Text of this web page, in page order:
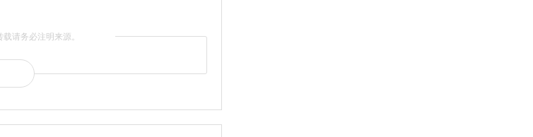
请务必注明来源。